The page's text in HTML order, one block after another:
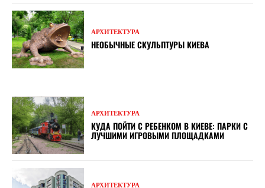
АРХИТЕКТУРА
НЕОБЫЧНЫЕ СКУЛЬПТУРЫ КИЕВА
АРХИТЕКТУРА
КУДА ПОЙТИ С РЕБЕНКОМ В КИЕВЕ: ПАРКИ С
ЛУЧШИМИ ИГРОВЫМИ ПЛОЩАДКАМИ
АРХИТЕКТУРА